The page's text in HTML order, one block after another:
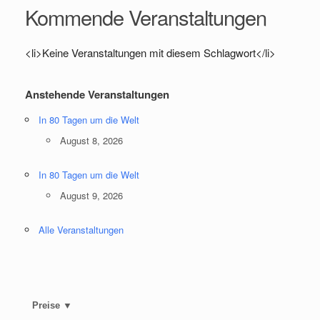
Kommende Veranstaltungen
<li>Keine Veranstaltungen mit diesem Schlagwort</li>
Anstehende Veranstaltungen
In 80 Tagen um die Welt
August 8, 2026
In 80 Tagen um die Welt
August 9, 2026
Alle Veranstaltungen
Preise ▼